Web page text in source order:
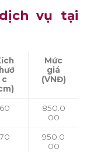
vụ tại
c
Mức
giá
(VNĐ)
60
850.0
00
70
950.0
00